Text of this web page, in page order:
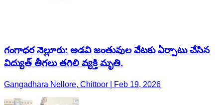
గంగాధర నెల్లూరు: అడవి జంతువుల వేటకు ఏర్పాటు చేసిన
విద్యుత్ తీగలు తగిలి వ్యక్తి మృతి.
Gangadhara Nellore, Chittoor | Feb 19, 2026